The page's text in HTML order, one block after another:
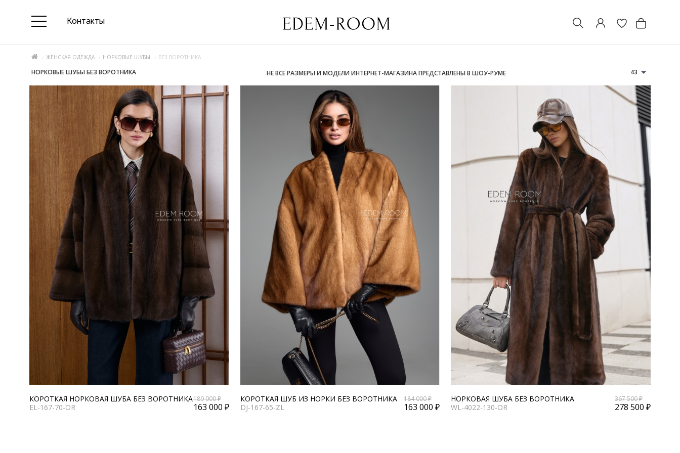
Контакты
ЖЕНСКАЯ ОДЕЖДА НОРКОВЫЕ ШУБЫ БЕЗ ВОРОТНИКА
НОРКОВЫЕ ШУБЫ БЕЗ ВОРОТНИКА НЕ ВСЕ РАЗМЕРЫ И МОДЕЛИ ИНТЕРНЕТ-МАГАЗИНА ПРЕДСТАВЛЕНЫ В ШОУ-РУМЕ 43
КОРОТКАЯ НОРКОВАЯ ШУБА БЕЗ ВОРОТНИКА
EL-167-70-OR
189 000 ₽
163 000 ₽
КОРОТКАЯ ШУБ ИЗ НОРКИ БЕЗ ВОРОТНИКА
DJ-167-65-ZL
184 000 ₽
163 000 ₽
НОРКОВАЯ ШУБА БЕЗ ВОРОТНИКА
WL-4022-130-OR
367 500 ₽
278 500 ₽